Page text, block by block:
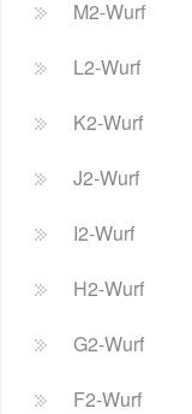
M2-Wurf
L2-Wurf
K2-Wurf
J2-Wurf
I2-Wurf
H2-Wurf
G2-Wurf
F2-Wurf